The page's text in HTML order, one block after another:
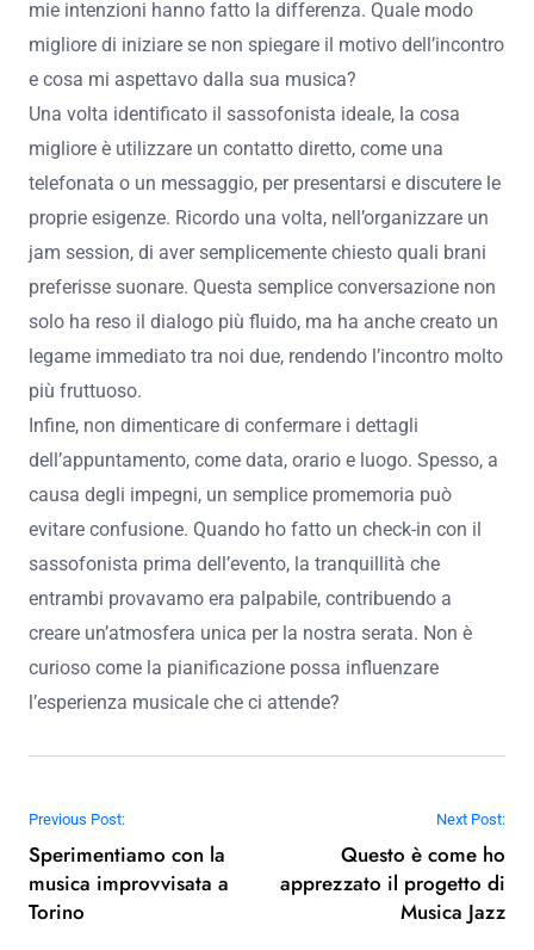
mie intenzioni hanno fatto la differenza. Quale modo
migliore di iniziare se non spiegare il motivo dell’incontro
e cosa mi aspettavo dalla sua musica?
Una volta identificato il sassofonista ideale, la cosa
migliore è utilizzare un contatto diretto, come una
telefonata o un messaggio, per presentarsi e discutere le
proprie esigenze. Ricordo una volta, nell’organizzare un
jam session, di aver semplicemente chiesto quali brani
preferisse suonare. Questa semplice conversazione non
solo ha reso il dialogo più fluido, ma ha anche creato un
legame immediato tra noi due, rendendo l’incontro molto
più fruttuoso.
Infine, non dimenticare di confermare i dettagli
dell’appuntamento, come data, orario e luogo. Spesso, a
causa degli impegni, un semplice promemoria può
evitare confusione. Quando ho fatto un check-in con il
sassofonista prima dell’evento, la tranquillità che
entrambi provavamo era palpabile, contribuendo a
creare un’atmosfera unica per la nostra serata. Non è
curioso come la pianificazione possa influenzare
l’esperienza musicale che ci attende?
Post navigation
Previous Post:
Sperimentiamo con la
musica improvvisata a
Torino
Next Post:
Questo è come ho
apprezzato il progetto di
Musica Jazz